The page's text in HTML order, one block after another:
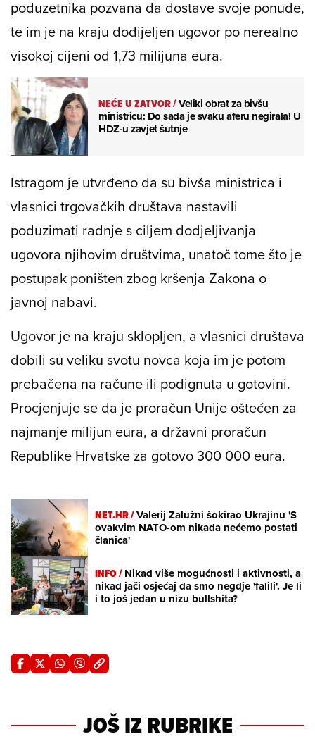
poduzetnika pozvana da dostave svoje ponude,
te im je na kraju dodijeljen ugovor po nerealno
visokoj cijeni od 1,73 milijuna eura.
NEĆE U ZATVOR/Veliki obrat za bivšu
ministricu: Do sada je svaku aferu negirala! U
HDZ-u zavjet šutnje
Istragom je utvrđeno da su bivša ministrica i
vlasnici trgovačkih društava nastavili
poduzimati radnje s ciljem dodjeljivanja
ugovora njihovim društvima, unatoč tome što je
postupak poništen zbog kršenja Zakona o
javnoj nabavi.
Ugovor je na kraju sklopljen, a vlasnici društava
dobili su veliku svotu novca koja im je potom
prebačena na račune ili podignuta u gotovini.
Procjenjuje se da je proračun Unije oštećen za
najmanje milijun eura, a državni proračun
Republike Hrvatske za gotovo 300 000 eura.
NET.HR /Valerij Zalužni šokirao Ukrajinu 'S
ovakvim NATO-om nikada nećemo postati
članica'
INFO /Nikad više mogućnosti i aktivnosti, a
nikad jači osjećaj da smo negdje 'falili'. Je li
i to još jedan u nizu bullshita?
JOŠ IZ RUBRIKE